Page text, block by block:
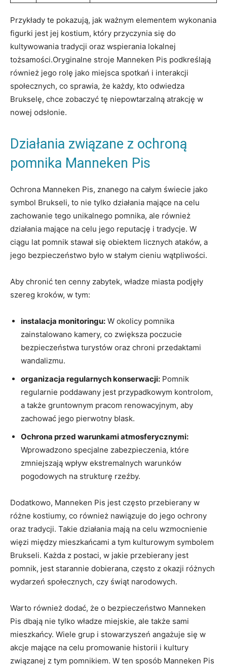
Przykłady ‌te pokazują, jak⁢ ważnym​ elementem wykonania⁢
figurki jest jej kostium,‌ który przyczynia się do
kultywowania tradycji oraz wspierania lokalnej⁢
tożsamości.Oryginalne stroje⁢ Manneken Pis podkreślają
również jego rolę jako miejsca spotkań i interakcji
społecznych, co sprawia, ⁤że każdy, kto ​odwiedza
Brukselę, chce​ zobaczyć tę niepowtarzalną atrakcję w
nowej odsłonie.
Działania związane z ochroną
pomnika Manneken ‍Pis
Ochrona⁤ Manneken Pis, znanego na całym świecie jako
symbol Brukseli, to nie tylko działania ⁢mające na⁤ celu
zachowanie ⁣tego unikalnego pomnika, ale również
działania ‍mające na ‍celu jego reputację i tradycje.​ W
ciągu lat pomnik stawał się obiektem licznych‌ ataków, a
jego bezpieczeństwo‌ było w stałym cieniu wątpliwości.
Aby chronić ten​ cenny zabytek, ⁢władze miasta podjęły
szereg kroków,⁣ w⁤ tym:
instalacja monitoringu: W okolicy pomnika‍
zainstalowano kamery, ⁤co zwiększa poczucie‌
bezpieczeństwa turystów oraz chroni przedaktami
wandalizmu.
organizacja​ regularnych konserwacji: Pomnik
regularnie poddawany ⁤jest​ przypadkowym kontrolom,
a⁢ także⁢ gruntownym‌ pracom renowacyjnym, aby
zachować‌ jego‌ pierwotny blask.
Ochrona przed warunkami atmosferycznymi:
Wprowadzono specjalne zabezpieczenia, które
zmniejszają wpływ ekstremalnych ​warunków
pogodowych na strukturę rzeźby.
Dodatkowo, Manneken Pis ​jest często przebierany⁣ w
⁣różne ⁤kostiumy,⁤ co​ również nawiązuje do jego ochrony
oraz tradycji.⁤ Takie działania mają na celu⁤ wzmocnienie
‍więzi⁤ między ​mieszkańcami a tym ⁢kulturowym symbolem
Brukseli. Każda z ⁢postaci, w jakie przebierany jest
pomnik, jest starannie dobierana, często z okazji różnych
wydarzeń społecznych,⁤ czy⁢ świąt narodowych.
Warto ⁣również ⁣dodać, ⁣że o bezpieczeństwo Manneken
Pis dbają ​nie ‌tylko władze​ miejskie, ale​ także sami
mieszkańcy. Wiele grup i stowarzyszeń⁤ angażuje się w​
akcje ​mające na celu promowanie historii i kultury
‍związanej z ​tym pomnikiem. W⁢ ten ‌sposób ⁢Manneken Pis